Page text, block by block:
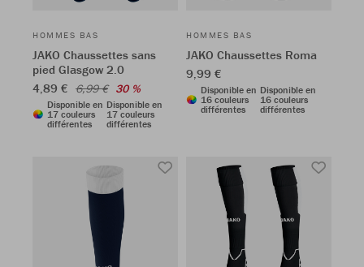
HOMMES BAS
JAKO Chaussettes sans
pied Glasgow 2.0
4,89 € 6,99 € 30 %
Disponible en
17 couleurs
différentes
Disponible en
17 couleurs
différentes
HOMMES BAS
JAKO Chaussettes Roma
9,99 €
Disponible en
16 couleurs
différentes
Disponible en
16 couleurs
différentes